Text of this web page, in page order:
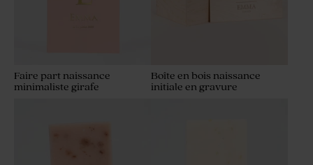
Faire part naissance
minimaliste girafe
Boîte en bois naissance
initiale en gravure